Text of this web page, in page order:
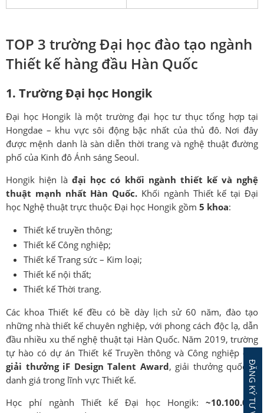
TOP 3 trường Đại học đào tạo ngành
Thiết kế hàng đầu Hàn Quốc
1. Trường Đại học Hongik
Đại học Hongik là một trường đại học tư thục tổng hợp tại
Hongdae – khu vực sôi động bậc nhất của thủ đô. Nơi đây
được mệnh danh là sàn diễn thời trang và nghệ thuật đường
phố của Kinh đô Ánh sáng Seoul.
Hongik hiện làđại học có khối ngành thiết kế và nghệ
thuật mạnh nhất Hàn Quốc. Khối ngành Thiết kế tại Đại
học Nghệ thuật trực thuộc Đại học Hongik gồm 5 khoa:
Thiết kế truyền thông;
Thiết kế Công nghiệp;
Thiết kế Trang sức – Kim loại;
Thiết kế nội thất;
Thiết kế Thời trang.
Các khoa Thiết kế đều có bề dày lịch sử 60 năm, đào tạo
những nhà thiết kế chuyên nghiệp, với phong cách độc lạ, dẫn
đầu nhiều xu thế nghệ thuật tại Hàn Quốc. Năm 2019, trường
tự hào có dự án Thiết kế Truyền thông và Công nghiệp đạt
giải thưởng iF Design Talent Award, giải thưởng quốc tế
danh giá trong lĩnh vực Thiết kế.
Học phí ngành Thiết kế Đại học Hongik: ~10.100.000